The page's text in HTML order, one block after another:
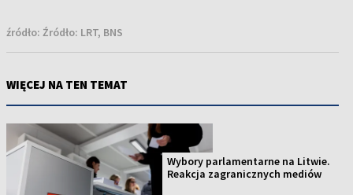
źródło: Źródło: LRT, BNS
WIĘCEJ NA TEN TEMAT
Wybory parlamentarne na Litwie.
Reakcja zagranicznych mediów